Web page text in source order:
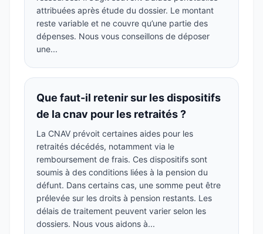
attribuées après étude du dossier. Le montant
reste variable et ne couvre qu’une partie des
dépenses. Nous vous conseillons de déposer
une...
Que faut-il retenir sur les dispositifs
de la cnav pour les retraités ?
La CNAV prévoit certaines aides pour les
retraités décédés, notamment via le
remboursement de frais. Ces dispositifs sont
soumis à des conditions liées à la pension du
défunt. Dans certains cas, une somme peut être
prélevée sur les droits à pension restants. Les
délais de traitement peuvent varier selon les
dossiers. Nous vous aidons à...